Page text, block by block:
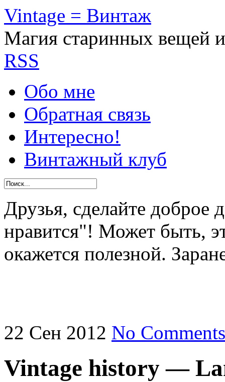
Vintage = Винтаж
Магия старинных вещей
RSS
Обо мне
Обратная связь
Интересно!
Винтажный клуб
Друзья, сделайте
нравится"! Может быть,
окажется полезной.
22 Сен 2012 No Comments
Vintage history —